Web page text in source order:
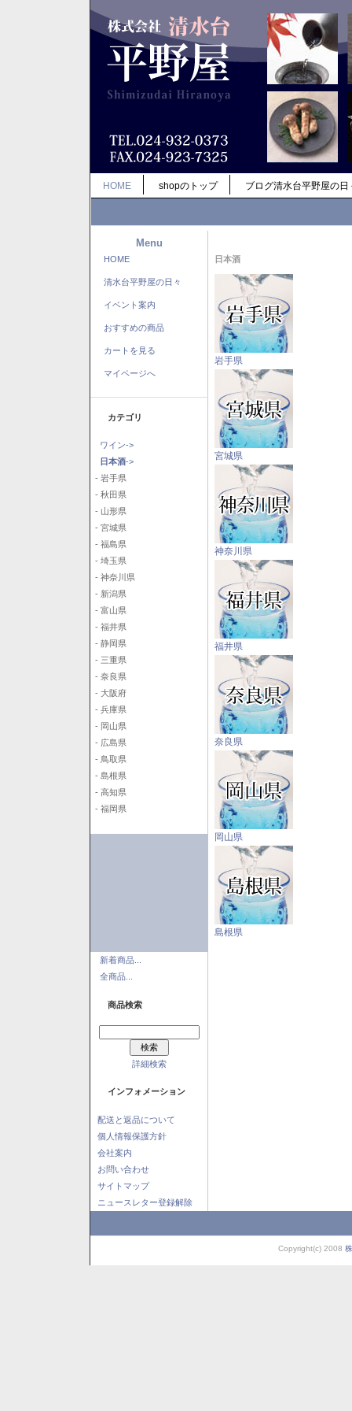
HOME shopのトップ ブログ清水台平野屋の日
Menu
HOME
清水台平野屋の日々
イベント案内
おすすめの商品
カートを見る
マイページへ
カテゴリ
ワイン->
日本酒->
- 岩手県
- 秋田県
- 山形県
- 宮城県
- 福島県
- 埼玉県
- 神奈川県
- 新潟県
- 富山県
- 福井県
- 静岡県
- 三重県
- 奈良県
- 大阪府
- 兵庫県
- 岡山県
- 広島県
- 鳥取県
- 島根県
- 高知県
- 福岡県
新着商品...
全商品...
商品検索
詳細検索
インフォメーション
配送と返品について
個人情報保護方針
会社案内
お問い合わせ
サイトマップ
ニュースレター登録解除
日本酒
岩手県
宮城県
神奈川県
福井県
奈良県
岡山県
島根県
Copyright(c) 2008